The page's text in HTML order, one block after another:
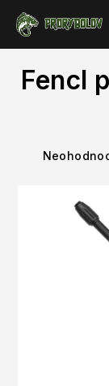
obsah
Fencl
hodnocení